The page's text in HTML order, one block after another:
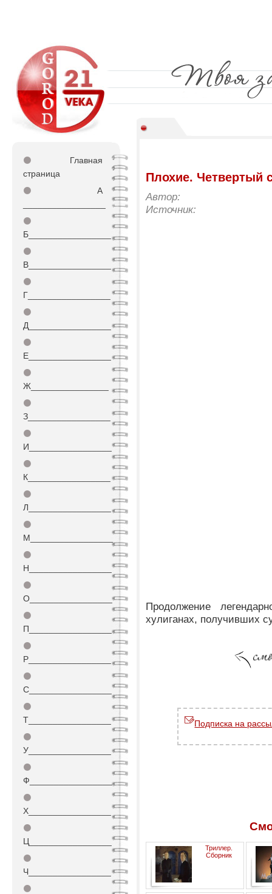
⚫
Главная
страница
⚫
А
⚫
Б_________________
⚫
В_________________
⚫
Г_________________
⚫
Д_________________
⚫
Е_________________
⚫
Ж________________
⚫
З_________________
⚫
И_________________
⚫
К_________________
⚫
Л_________________
⚫
М_________________
⚫
Н_________________
⚫
О_________________
⚫
П_________________
⚫
Р_________________
⚫
С_________________
⚫
Т_________________
⚫
У_________________
⚫
Ф_________________
⚫
Х_________________
⚫
Ц_________________
⚫
Ч_________________
⚫
Плохие. Четвертый
Автор:
Источник:
Продолжение
хулиганах, получивших
Подписка на
Триллер.
Сборник